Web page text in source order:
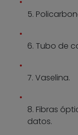
5.
6. Tubo de
7. Vaselina.
8. Fibras
datos.